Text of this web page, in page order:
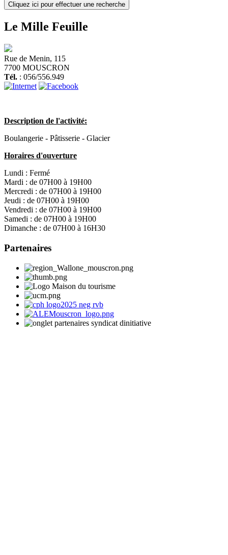
Cliquez ici pour effectuer une recherche
Le Mille Feuille
Rue de Menin, 115
7700 MOUSCRON
Tél. : 056/556.949
Description de l'activité:
Boulangerie - Pâtisserie - Glacier
Horaires d'ouverture
Lundi : Fermé
Mardi : de 07H00 à 19H00
Mercredi : de 07H00 à 19H00
Jeudi : de 07H00 à 19H00
Vendredi : de 07H00 à 19H00
Samedi : de 07H00 à 19H00
Dimanche : de 07H00 à 16H30
Partenaires